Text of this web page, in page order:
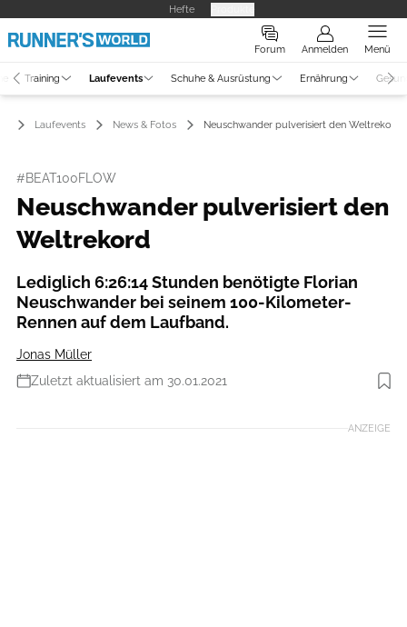
Hefte
Forum Anmelden Menü
Training Laufevents Schuhe & Ausrüstung Ernährung
Laufevents News & Fotos Neuschwander pulverisiert den Weltrekord
#BEAT100FLOW
Neuschwander pulverisiert den
Weltrekord
Lediglich 6:26:14 Stunden benötigte Florian
Neuschwander bei seinem 100-Kilometer-
Rennen auf dem Laufband.
Jonas Müller
Zuletzt aktualisiert am 30.01.2021
Foto: Garmin
ANZEIGE